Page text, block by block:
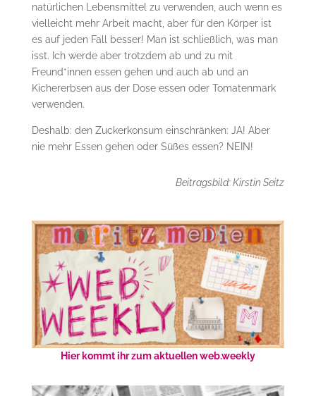
natürlichen Lebensmittel zu verwenden, auch wenn es
vielleicht mehr Arbeit macht, aber für den Körper ist
es auf jeden Fall besser! Man ist schließlich, was man
isst. Ich werde aber trotzdem ab und zu mit
Freund*innen essen gehen und auch ab und an
Kichererbsen aus der Dose essen oder Tomatenmark
verwenden.
Deshalb: den Zuckerkonsum einschränken: JA! Aber
nie mehr Essen gehen oder Süßes essen? NEIN!
Beitragsbild: Kirstin Seitz
Hier kommt ihr zum aktuellen web.weekly